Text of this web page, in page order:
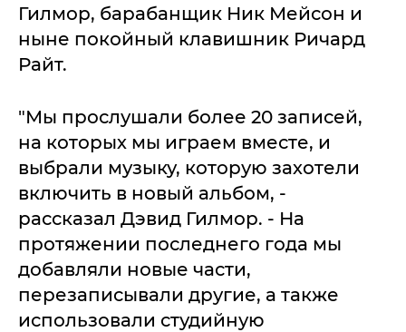
Гилмор, барабанщик Ник Мейсон и
ныне покойный клавишник Ричард
Райт.
"Мы прослушали более 20 записей,
на которых мы играем вместе, и
выбрали музыку, которую захотели
включить в новый альбом, -
рассказал Дэвид Гилмор. - На
протяжении последнего года мы
добавляли новые части,
перезаписывали другие, а также
использовали студийную